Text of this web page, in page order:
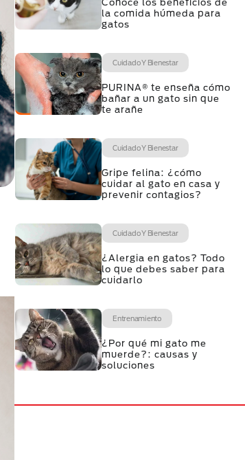
la comida húmeda para
gatos
Cuidado Y Bienestar
PURINA® te enseña cómo
bañar a un gato sin que
te arañe
Cuidado Y Bienestar
Gripe felina: ¿cómo
cuidar al gato en casa y
prevenir contagios?
Cuidado Y Bienestar
¿Alergia en gatos? Todo
lo que debes saber para
cuidarlo
Entrenamiento
¿Por qué mi gato me
muerde?: causas y
soluciones